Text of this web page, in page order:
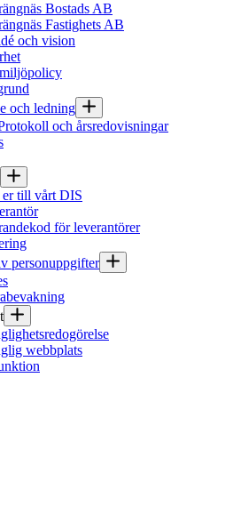
Bostads AB
Fastighets AB
och vision
och ledning
och årsredovisningar
till vårt DIS
för leverantörer
personuppgifter
webbplats